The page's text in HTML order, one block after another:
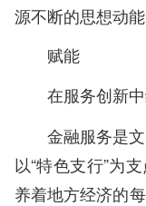
源不断的思想动能
赋能
在服务创新
金融服务是
以“特色支行”为
养着地方经济的